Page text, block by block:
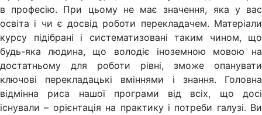
в професію. При цьому не має значення, яка у вас
освіта і чи є досвід роботи перекладачем. Матеріали
курсу підібрані і систематизовані таким чином, що
будь-яка людина, що володіє іноземною мовою на
достатньому для роботи рівні, зможе опанувати
ключові перекладацькі вміннями і знання. Головна
відмінна риса нашої програми від всіх, що досі
існували – орієнтація на практику і потреби галузі. Ви